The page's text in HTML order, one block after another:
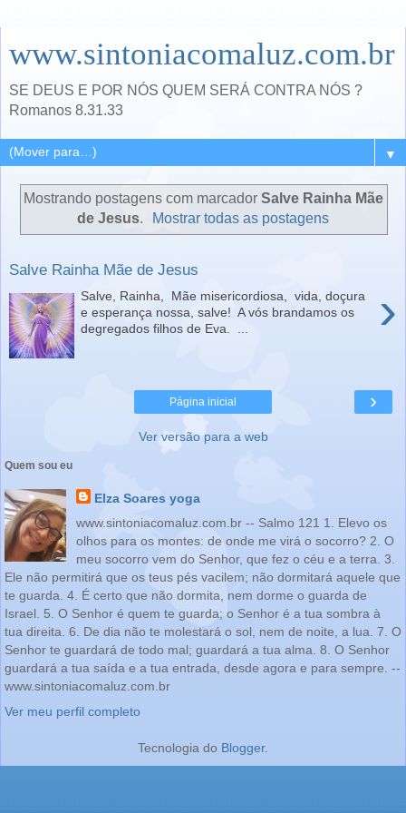
www.sintoniacomaluz.com.br
SE DEUS E POR NÓS QUEM SERÁ CONTRA NÓS ?
Romanos 8.31.33
▼
Mostrando postagens com marcador Salve Rainha Mãe
de Jesus. Mostrar todas as postagens
Salve Rainha Mãe de Jesus
›
Salve, Rainha, Mãe misericordiosa, vida, doçura
e esperança nossa, salve! A vós brandamos os
degregados filhos de Eva. ...
›
Página inicial
Ver versão para a web
Quem sou eu
Elza Soares yoga
www.sintoniacomaluz.com.br -- Salmo 121 1. Elevo os
olhos para os montes: de onde me virá o socorro? 2. O
meu socorro vem do Senhor, que fez o céu e a terra. 3.
Ele não permitirá que os teus pés vacilem; não dormitará aquele que
te guarda. 4. É certo que não dormita, nem dorme o guarda de
Israel. 5. O Senhor é quem te guarda; o Senhor é a tua sombra à
tua direita. 6. De dia não te molestará o sol, nem de noite, a lua. 7. O
Senhor te guardará de todo mal; guardará a tua alma. 8. O Senhor
guardará a tua saída e a tua entrada, desde agora e para sempre. --
www.sintoniacomaluz.com.br
Ver meu perfil completo
Tecnologia do Blogger.